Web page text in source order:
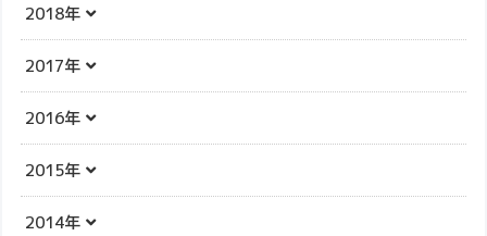
2018年
2017年
2016年
2015年
2014年